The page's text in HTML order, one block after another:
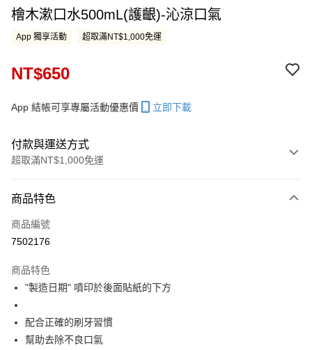
檜木漱口水500mL(護齦)-沁涼口氣
App 獨享活動 超取滿NT$1,000免運
NT$650
App 結帳可享專屬活動優惠價 立即下載
付款與運送方式
超取滿NT$1,000免運
信用卡一次付款
LINE Pay
街口支付
悠遊付
全盈+PAY
商品特色
商品編號
7502176
商品特色
"製造日期" 噴印於後面貼紙的下方
配合正確的刷牙習慣
幫助去除不良口氣